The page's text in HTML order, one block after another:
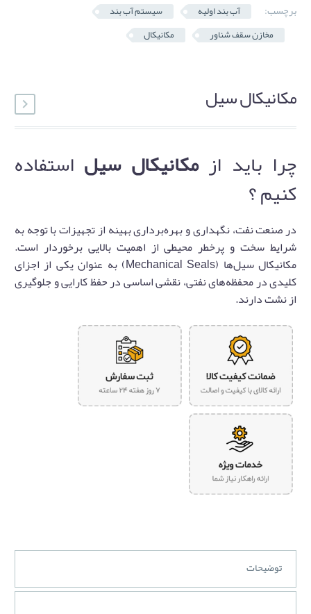
برچسب:
آب بند اولیه
سیستم آب بند
مخازن سقف شناور
مکانیکال
مکانیکال سیل
چرا باید از مکانیکال سیل استفاده
کنیم ؟
در صنعت نفت، نگهداری و بهره‌برداری بهینه از تجهیزات با توجه به
شرایط سخت و پرخطر محیطی از اهمیت بالایی برخوردار است.
مکانیکال سیل‌ها (Mechanical Seals) به عنوان یکی از اجزای
کلیدی در محفظه‌های نفتی، نقشی اساسی در حفظ کارایی و جلوگیری
از نشت دارند.
توضیحات